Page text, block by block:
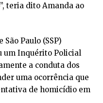
teria dito Amanda ao
Paulo (SSP)
um Inquérito Policial
a conduta dos
uma ocorrência que
de homicídio em